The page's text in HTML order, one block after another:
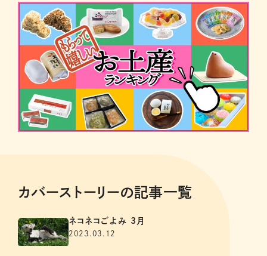
カバーストーリーの記事一覧
ネコネコごよみ 3月
2023.03.12